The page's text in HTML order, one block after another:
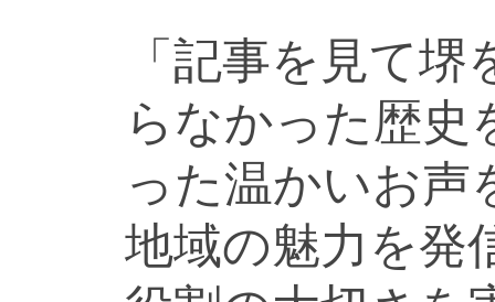
「記事を見て
らなかった歴史
った温かいお声
地域の魅力を発